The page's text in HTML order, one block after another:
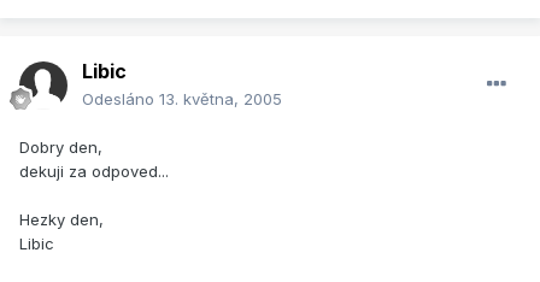
Libic
Odesláno 13. května, 2005
Dobry den,
dekuji za odpoved...
Hezky den,
Libic